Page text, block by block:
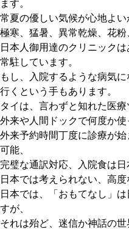
ます。
常夏の優しい気候が心地よい
極寒、猛暑、異常乾燥、花粉
日本人御用達のクリニック
常駐しています。
もし、入院するような病気
行くという手もあります。
タイは、言わずと知れた医
外来や人間ドックで何度か使
外来予約時間丁度に診療が
可能、
完璧な通訳対応、入院食は
日本では考えられない、高
日本では、「おもてなし」
すが、
それは殆ど、迷信か神話の世